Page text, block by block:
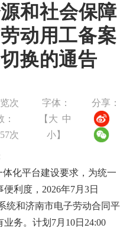
和社会保障
动用工备案
换的通告
次
：
次
字体：
【 大 中
小】
分享：
化平台建设要求，为统一
利度，2026年7月3日
统和济南市电子劳动合同平
务。计划7月10日24:00